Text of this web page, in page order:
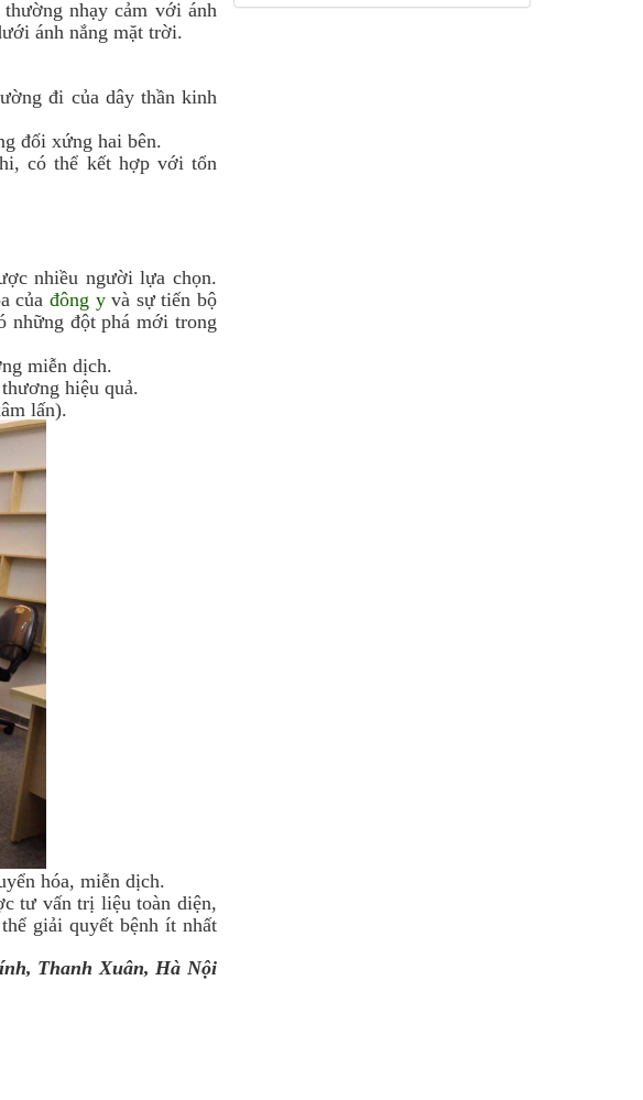
nhạy cảm với ánh
ánh nắng mặt trời.
đi của dây thần kinh
đối xứng hai bên.
có thể kết hợp với tổn
nhiều người lựa chọn.
của đông yvà sự tiến bộ
những đột phá mới trong
miễn dịch.
hiệu quả.
lấn).
hóa, miễn dịch.
tư vấn trị liệu toàn diện,
giải quyết bệnh ít nhất
Thanh Xuân, Hà Nội